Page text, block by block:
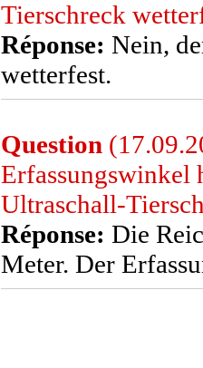
Tierschreck
Réponse: Nein,
wetterfest.
Question
Erfassungswinkel
Ultraschall-
Réponse: Die
Meter. Der